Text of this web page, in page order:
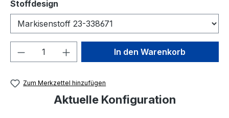
Stoffdesign
Produkt Anzahl: Gib denIn den Warenkorb
Zum Merkzettel hinzufügen
Aktuelle Konfiguration